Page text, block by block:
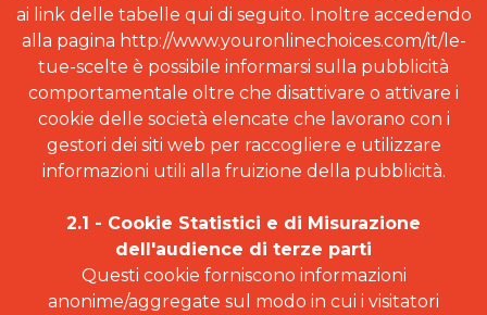
ai link delle tabelle qui di seguito. Inoltre accedendo
alla pagina http://www.youronlinechoices.com/it/le-
tue-scelte è possibile informarsi sulla pubblicità
comportamentale oltre che disattivare o attivare i
cookie delle società elencate che lavorano con i
gestori dei siti web per raccogliere e utilizzare
informazioni utili alla fruizione della pubblicità.
2.1 - Cookie Statistici e di Misurazione
dell'audience di terze parti
Questi cookie forniscono informazioni
anonime/aggregate sul modo in cui i visitatori